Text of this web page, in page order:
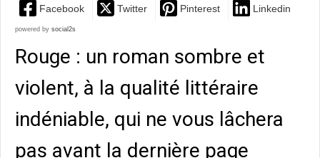
Facebook Twitter Pinterest Linkedin
powered by social2s
Rouge : un roman sombre et
violent, à la qualité littéraire
indéniable, qui ne vous lâchera
pas avant la dernière page